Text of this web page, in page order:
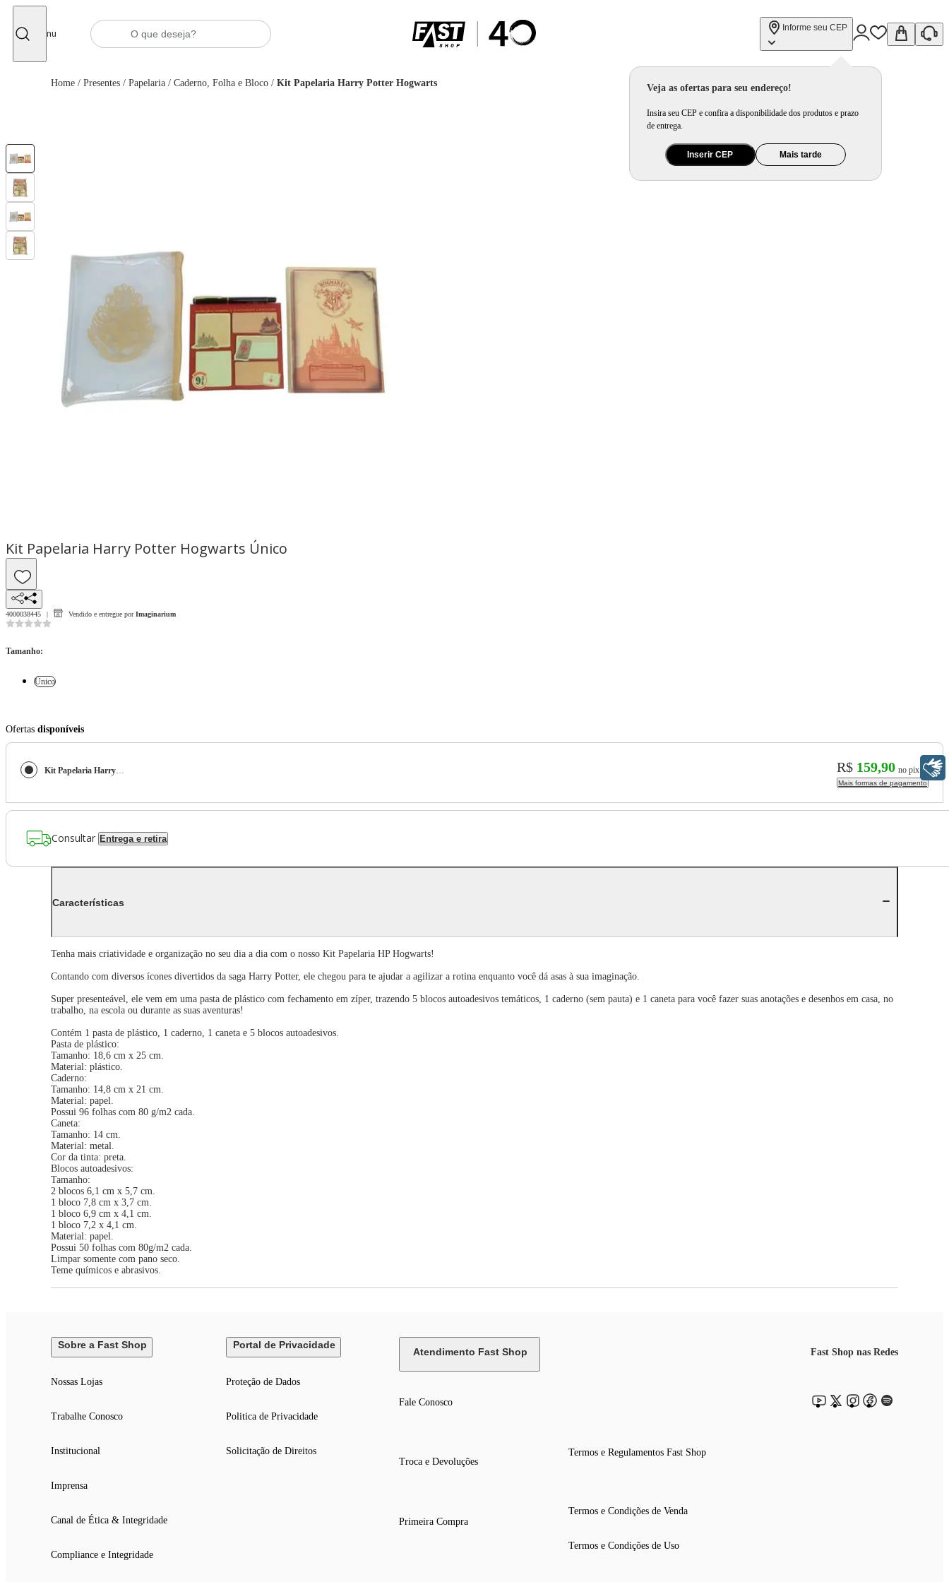
Menu
Informe seu CEP
Veja as ofertas para seu endereço!
Insira seu CEP e confira a disponibilidade dos produtos e prazo
de entrega.
Inserir CEP Mais tarde
Home / Presentes / Papelaria / Caderno, Folha e Bloco / Kit Papelaria Harry Potter Hogwarts
Kit Papelaria Harry Potter Hogwarts Único
4000038445 Vendido e entregue por Imaginarium
Tamanho:
Único
Ofertas disponíveis
Kit Papelaria Harry Potter Hogwarts R$ 159,90 no pix
Mais formas de pagamento
Consultar Entrega e retira
Características
Tenha mais criatividade e organização no seu dia a dia com o nosso Kit Papelaria HP Hogwarts!
Contando com diversos ícones divertidos da saga Harry Potter, ele chegou para te ajudar a agilizar a rotina enquanto você dá asas à sua imaginação.
Super presenteável, ele vem em uma pasta de plástico com fechamento em zíper, trazendo 5 blocos autoadesivos temáticos, 1 caderno (sem pauta) e 1 caneta para você fazer suas anotações e desenhos em casa, no
trabalho, na escola ou durante as suas aventuras!
Contém 1 pasta de plástico, 1 caderno, 1 caneta e 5 blocos autoadesivos.
Pasta de plástico:
Tamanho: 18,6 cm x 25 cm.
Material: plástico.
Caderno:
Tamanho: 14,8 cm x 21 cm.
Material: papel.
Possui 96 folhas com 80 g/m2 cada.
Caneta:
Tamanho: 14 cm.
Material: metal.
Cor da tinta: preta.
Blocos autoadesivos:
Tamanho:
2 blocos 6,1 cm x 5,7 cm.
1 bloco 7,8 cm x 3,7 cm.
1 bloco 6,9 cm x 4,1 cm.
1 bloco 7,2 x 4,1 cm.
Material: papel.
Possui 50 folhas com 80g/m2 cada.
Limpar somente com pano seco.
Teme químicos e abrasivos.
Sobre a Fast Shop
Nossas Lojas
Trabalhe Conosco
Institucional
Imprensa
Canal de Ética & Integridade
Compliance e Integridade
Portal de Privacidade
Proteção de Dados
Politica de Privacidade
Solicitação de Direitos
Atendimento Fast Shop
Fale Conosco
Troca e Devoluções
Primeira Compra
Termos e Regulamentos Fast Shop
Termos e Condições de Venda
Termos e Condições de Uso
Fast Shop nas Redes
Libras